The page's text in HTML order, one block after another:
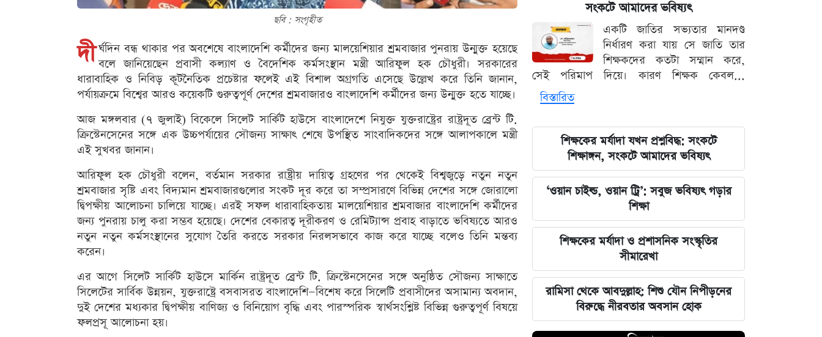
ছবি : সংগৃহীত
দী র্ঘদিন বন্ধ থাকার পর অবশেষে বাংলাদেশি কর্মীদের জন্য মালয়েশিয়ার শ্রমবাজার পুনরায় উন্মুক্ত হয়েছে
বলে জানিয়েছেন প্রবাসী কল্যাণ ও বৈদেশিক কর্মসংস্থান মন্ত্রী আরিফুল হক চৌধুরী। সরকারের
ধারাবাহিক ও নিবিড় কূটনৈতিক প্রচেষ্টার ফলেই এই বিশাল অগ্রগতি এসেছে উল্লেখ করে তিনি জানান,
পর্যায়ক্রমে বিশ্বের আরও কয়েকটি গুরুত্বপূর্ণ দেশের শ্রমবাজারও বাংলাদেশি কর্মীদের জন্য উন্মুক্ত হতে যাচ্ছে।
আজ মঙ্গলবার (৭ জুলাই) বিকেলে সিলেট সার্কিট হাউসে বাংলাদেশে নিযুক্ত যুক্তরাষ্ট্রের রাষ্ট্রদূত ব্রেন্ট টি.
ক্রিস্টেনসেনের সঙ্গে এক উচ্চপর্যায়ের সৌজন্য সাক্ষাৎ শেষে উপস্থিত সাংবাদিকদের সঙ্গে আলাপকালে মন্ত্রী
এই সুখবর জানান।
আরিফুল হক চৌধুরী বলেন, বর্তমান সরকার রাষ্ট্রীয় দায়িত্ব গ্রহণের পর থেকেই বিশ্বজুড়ে নতুন নতুন
শ্রমবাজার সৃষ্টি এবং বিদ্যমান শ্রমবাজারগুলোর সংকট দূর করে তা সম্প্রসারণে বিভিন্ন দেশের সঙ্গে জোরালো
দ্বিপক্ষীয় আলোচনা চালিয়ে যাচ্ছে। এরই সফল ধারাবাহিকতায় মালয়েশিয়ার শ্রমবাজার বাংলাদেশি কর্মীদের
জন্য পুনরায় চালু করা সম্ভব হয়েছে। দেশের বেকারত্ব দূরীকরণ ও রেমিট্যান্স প্রবাহ বাড়াতে ভবিষ্যতে আরও
নতুন নতুন কর্মসংস্থানের সুযোগ তৈরি করতে সরকার নিরলসভাবে কাজ করে যাচ্ছে বলেও তিনি মন্তব্য
করেন।
এর আগে সিলেট সার্কিট হাউসে মার্কিন রাষ্ট্রদূত ব্রেন্ট টি. ক্রিস্টেনসেনের সঙ্গে অনুষ্ঠিত সৌজন্য সাক্ষাতে
সিলেটের সার্বিক উন্নয়ন, যুক্তরাষ্ট্রে বসবাসরত বাংলাদেশি—বিশেষ করে সিলেটি প্রবাসীদের অসামান্য অবদান,
দুই দেশের মধ্যকার দ্বিপক্ষীয় বাণিজ্য ও বিনিয়োগ বৃদ্ধি এবং পারস্পরিক স্বার্থসংশ্লিষ্ট বিভিন্ন গুরুত্বপূর্ণ বিষয়ে
ফলপ্রসূ আলোচনা হয়।
দেশের নিরাপত্তা ব্যবস্থাপনায় আসছে বড়
পরিবর্তন, নতুন আইনের রূপরেখা প্রকাশ
আওয়ামী লীগ আমাদের শত্রু নয় মিত্র, তারা
বিএনপির সঙ্গে মিশে যাবে: নাছির চৌধুরী
ঘরে বসেই যেভাবে জানবেন এসএসসির
ফলাফল, ১০ আগস্ট প্রকাশের ঘোষণা
মার্কিন ইমিগ্রেশন সার্ভিস বিভাগে বড়
পরিবর্তন, প্রবাসীদের জন্য জরুরি বার্তা
২০২৩ সালের ইসরায়েলি হামলার ক্ষত:
আড়াই বছর পর উদ্ধার ৪০ শিশুর
দেহাবশেষ
জুলাই শহীদদের কবর বাঁধানোর বরাদ্দও
মেরে খেয়েছে অন্তর্বর্তী সরকার: ইশরাক
হোসেন
সংকটে আমাদের ভবিষ্যৎ
একটি জাতির সভ্যতার মানদণ্ড
নির্ধারণ করা যায় সে জাতি তার
শিক্ষকদের কতটা সম্মান করে,
সেই পরিমাপ দিয়ে। কারণ শিক্ষক কেবল...
বিস্তারিত
শিক্ষকের মর্যাদা যখন প্রশ্নবিদ্ধ: সংকটে
শিক্ষাঙ্গন, সংকটে আমাদের ভবিষ্যৎ
‘ওয়ান চাইল্ড, ওয়ান ট্রি’: সবুজ ভবিষ্যৎ গড়ার
শিক্ষা
শিক্ষকের মর্যাদা ও প্রশাসনিক সংস্কৃতির
সীমারেখা
রামিসা থেকে আবদুল্লাহ: শিশু যৌন নিপীড়নের
বিরুদ্ধে নীরবতার অবসান হোক